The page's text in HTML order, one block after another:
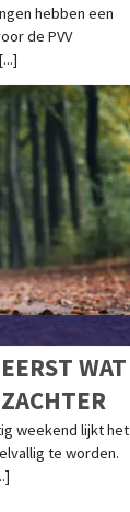
hebben een
de PVV
WAT
weekend lijkt het
te worden.